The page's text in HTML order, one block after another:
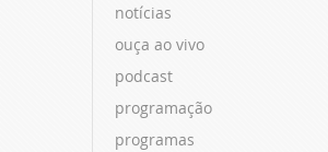
notícias
ouça ao vivo
podcast
programação
programas